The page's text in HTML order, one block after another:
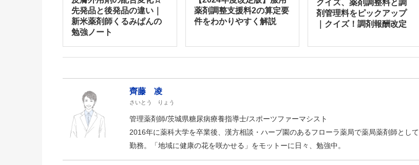
先発品と後発品の違い｜
新米薬剤師くるみぱんの
勉強ノート
薬剤調整支援料2の算定要
件をわかりやすく解説
クイズ、薬剤調整料と調
剤管理料をピックアップ
｜クイズ！調剤報酬改定
齊藤 凌
さいとう りょう
管理薬剤師/茨城県糖尿病療養指導士/スポーツファーマシスト
2016年に薬科大学を卒業後、漢方相談・ハーブ園のあるフローラ薬局で薬局薬剤師として
勤務。「地域に健康の花を咲かせる」をモットーに日々、勉強中。